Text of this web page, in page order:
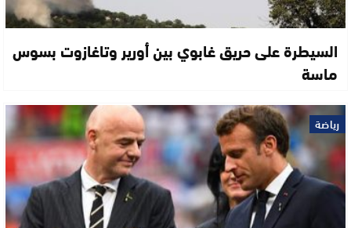
السيطرة على حريق غابوي بين أورير وتاغازوت بسوس
ماسة
رياضة